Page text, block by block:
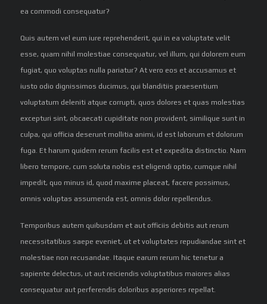
ea commodi consequatur?
Quis autem vel eum iure reprehenderit, qui in ea voluptate velit
esse, quam nihil molestiae consequatur, vel illum, qui dolorem eum
fugiat, quo voluptas nulla pariatur? At vero eos et accusamus et
iusto odio dignissimos ducimus, qui blanditiis praesentium
voluptatum deleniti atque corrupti, quos dolores et quas molestias
excepturi sint, obcaecati cupiditate non provident, similique sunt in
culpa, qui officia deserunt mollitia animi, id est laborum et dolorum
fuga. Et harum quidem rerum facilis est et expedita distinctio. Nam
libero tempore, cum soluta nobis est eligendi optio, cumque nihil
impedit, quo minus id, quod maxime placeat, facere possimus,
omnis voluptas assumenda est, omnis dolor repellendus.
Temporibus autem quibusdam et aut officiis debitis aut rerum
necessitatibus saepe eveniet, ut et voluptates repudiandae sint et
molestiae non recusandae. Itaque earum rerum hic tenetur a
sapiente delectus, ut aut reiciendis voluptatibus maiores alias
consequatur aut perferendis doloribus asperiores repellat.